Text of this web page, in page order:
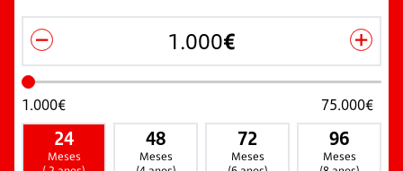
€
1.000€ 75.000€
24
Meses
48
Meses
72
Meses
96
Meses